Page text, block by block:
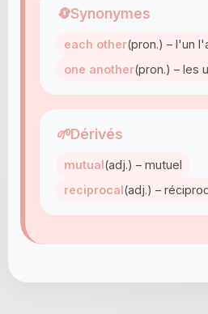
🔄Synonymes
each other(pron.) – l'un
one another(pron.) – les
🌱Dérivés
mutual(adj.) – mutuel
reciprocal(adj.) –